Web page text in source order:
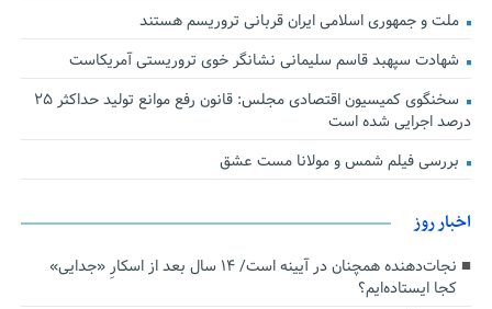
ملت و جمهوری اسلامی ایران قربانی تروریسم هستند
شهادت سپهبد قاسم سلیمانی نشانگر خوی تروریستی آمریکاست
سخنگوی کمیسیون اقتصادی مجلس: قانون رفع موانع تولید حداکثر ۲۵
درصد اجرایی شده است
بررسی فیلم شمس و مولانا مست عشق
اخبار روز
نجات‌دهنده‌ همچنان در آیینه است/ ۱۴ سال بعد از اسکارِ «جدایی»
کجا ایستاده‌ایم؟